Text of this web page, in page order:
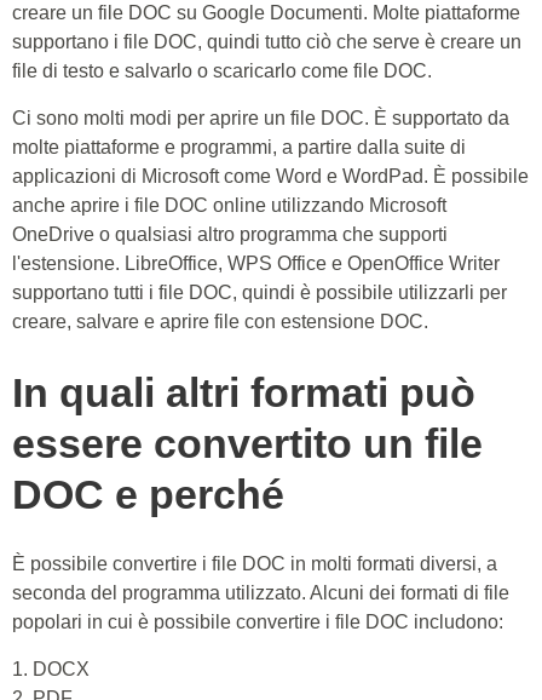
creare un file DOC su Google Documenti. Molte piattaforme
supportano i file DOC, quindi tutto ciò che serve è creare un
file di testo e salvarlo o scaricarlo come file DOC.
Ci sono molti modi per aprire un file DOC. È supportato da
molte piattaforme e programmi, a partire dalla suite di
applicazioni di Microsoft come Word e WordPad. È possibile
anche aprire i file DOC online utilizzando Microsoft
OneDrive o qualsiasi altro programma che supporti
l'estensione. LibreOffice, WPS Office e OpenOffice Writer
supportano tutti i file DOC, quindi è possibile utilizzarli per
creare, salvare e aprire file con estensione DOC.
In quali altri formati può
essere convertito un file
DOC e perché
È possibile convertire i file DOC in molti formati diversi, a
seconda del programma utilizzato. Alcuni dei formati di file
popolari in cui è possibile convertire i file DOC includono:
1. DOCX